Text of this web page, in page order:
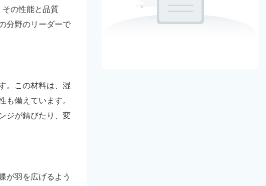
の性能と品質
分野のリーダーで
。この材料は、湿
備えています。
ジが錆びたり、変
が羽を広げるよう